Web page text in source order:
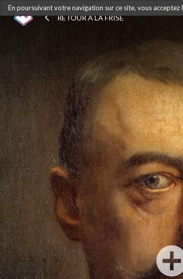
RETOUR À LA FRISE
En poursuivant votre navigation sur ce site, vous acceptez